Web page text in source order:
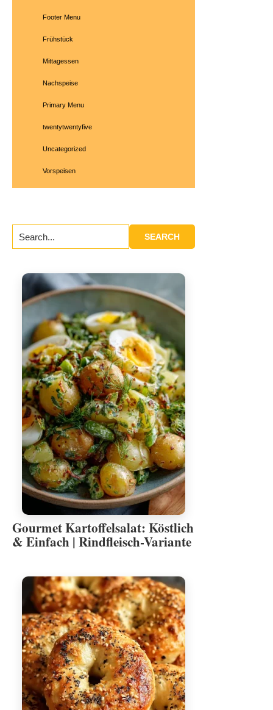
Footer Menu
Frühstück
Mittagessen
Nachspeise
Primary Menu
twentytwentyfive
Uncategorized
Vorspeisen
Gourmet Kartoffelsalat: Köstlich
& Einfach | Rindfleisch-Variante